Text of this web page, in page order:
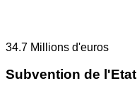
34.7 Millions d'euros
Subvention de l'Etat